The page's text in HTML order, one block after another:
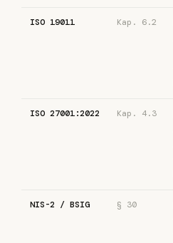
ISO 19011 Kap. 6.2
ISO 27001:2022 Kap. 4.3
NIS-2 / BSIG § 30